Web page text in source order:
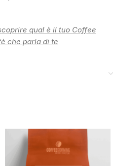
qual è il tuo Coffee
che parla di te